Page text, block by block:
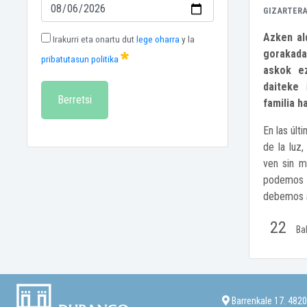
Irakurri eta onartu dut lege oharray la
pribatutasun politika
Berretsi
Azken
askok
daiteke
familia
En las
de la luz,
ven sin
debemos
22
Barrenkale 17.